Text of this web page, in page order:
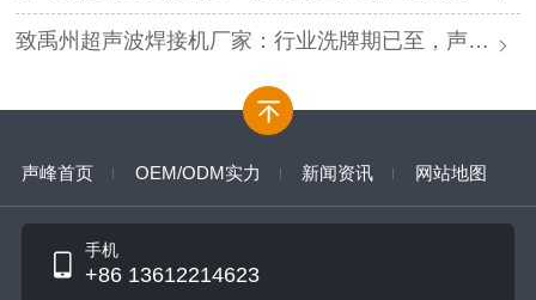
致禹州超声波焊接机厂家：行业洗牌期已至，声峰源头工厂邀您抱团取暖
声峰首页 OEM/ODM实力 新闻资讯 网站地图
手机
+86 13612214623